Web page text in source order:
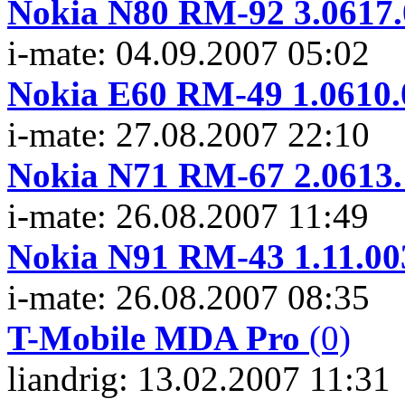
Nokia N80 RM-92
i-mate: 04.09.2007 05:02
Nokia E60 RM-49
i-mate: 27.08.2007 22:10
Nokia N71 RM-67
i-mate: 26.08.2007 11:49
Nokia N91 RM-43
i-mate: 26.08.2007 08:35
T-Mobile MDA Pro (0)
liandrig: 13.02.2007 11:31